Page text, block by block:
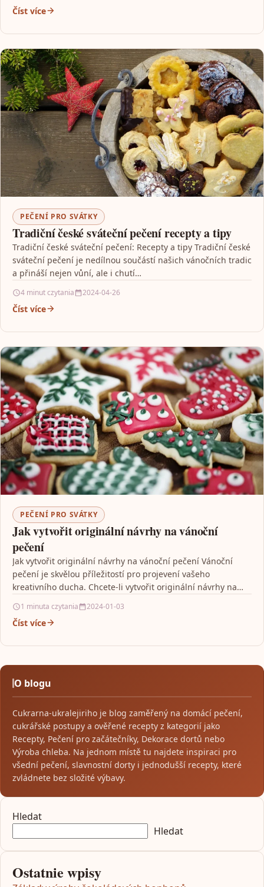
Číst více
PEČENÍ PRO SVÁTKY
Tradiční české sváteční pečení recepty a tipy
Tradiční české sváteční pečení: Recepty a tipy Tradiční české
sváteční pečení je nedílnou součástí našich vánočních tradic
a přináší nejen vůní, ale i chutí…
4 minut czytania 2024-04-26
Číst více
PEČENÍ PRO SVÁTKY
Jak vytvořit originální návrhy na vánoční
pečení
Jak vytvořit originální návrhy na vánoční pečení Vánoční
pečení je skvělou příležitostí pro projevení vašeho
kreativního ducha. Chcete-li vytvořit originální návrhy na
1 minuta czytania 2024-01-03
Číst více
O blogu
Cukrarna-ukralejiriho je blog zaměřený na domácí pečení,
cukrářské postupy a ověřené recepty z kategorií jako
Recepty, Pečení pro začátečníky, Dekorace dortů nebo
Výroba chleba. Na jednom místě tu najdete inspiraci pro
všední pečení, slavnostní dorty i jednodušší recepty, které
zvládnete bez složité výbavy.
Hledat
Hledat
Ostatnie wpisy